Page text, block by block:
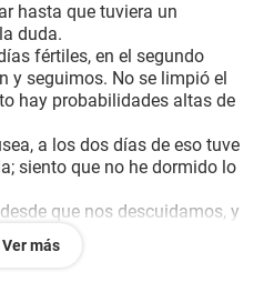
hasta que tuviera un
duda.
fértiles, en el segundo
y seguimos. No se limpió el
hay probabilidades altas de
a los dos días de eso tuve
siento que no he dormido lo
que nos descuidamos, y
vez fue diferente mis
sentía como tocaba mi punto G
Ver más